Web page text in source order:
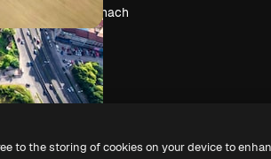
Suchst du nach
magnific.ai
to the storing of cookies on your device to